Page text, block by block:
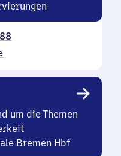
um die Themen
Bremen Hbf